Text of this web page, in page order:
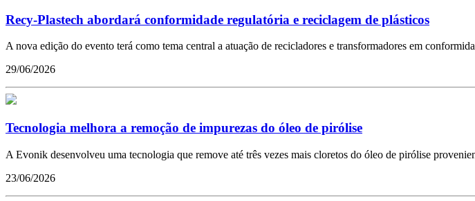
Recy-Plastech abordará conformidade regulatória e reciclagem de plásticos
A nova edição do evento terá como tema central a atuação de recicladores e transformadores em
29/06/2026
Tecnologia melhora a remoção de impurezas do óleo de pirólise
A Evonik desenvolveu uma tecnologia que remove até três vezes mais cloretos do óleo de pirólise
23/06/2026